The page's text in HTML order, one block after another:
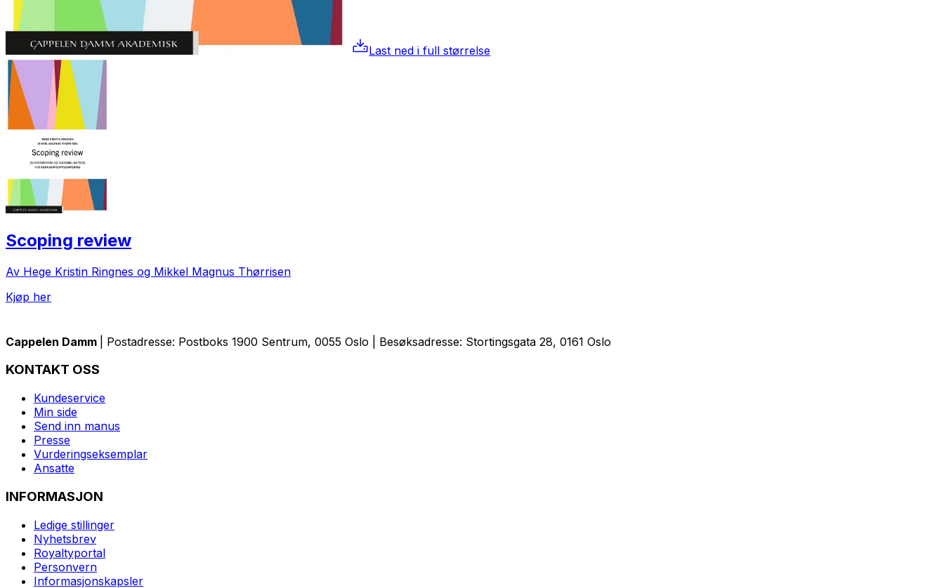
Last ned i full størrelse
Scoping review
Av Hege Kristin Ringnes og Mikkel Magnus Thørrisen
Kjøp her
Cappelen Damm | Postadresse: Postboks 1900 Sentrum, 0055 Oslo | Besøksadresse: Stortingsgata 28, 0161 Oslo
KONTAKT OSS
Kundeservice
Min side
Send inn manus
Presse
Vurderingseksemplar
Ansatte
INFORMASJON
Ledige stillinger
Nyhetsbrev
Royaltyportal
Personvern
Informasjonskapsler